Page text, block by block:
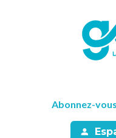
Abonnez-